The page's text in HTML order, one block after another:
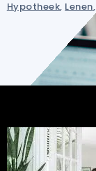
Hypotheek, Lenen,